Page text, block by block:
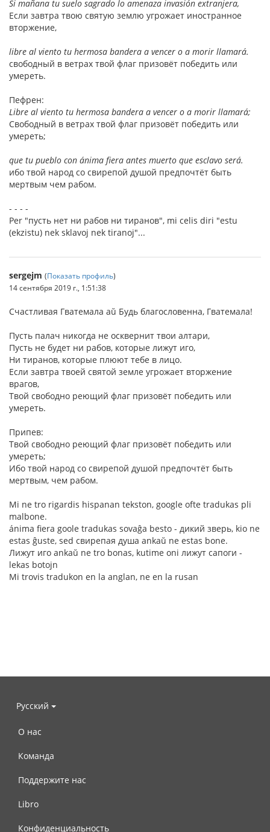
Si mañana tu suelo sagrado lo amenaza invasión extranjera,
Если завтра твою святую землю угрожает иностранное
вторжение,
libre al viento tu hermosa bandera a vencer o a morir llamará.
свободный в ветрах твой флаг призовёт победить или
умереть.
Пефрен:
Libre al viento tu hermosa bandera a vencer o a morir llamará;
Свободный в ветрах твой флаг призовёт победить или
умереть;
que tu pueblo con ánima fiera antes muerto que esclavo será.
ибо твой народ со свирепой душой предпочтёт быть
мертвым чем рабом.
- - - -
Per "пусть нет ни рабов ни тиранов", mi celis diri "estu
(ekzistu) nek sklavoj nek tiranoj"...
sergejm (Показать профиль)
14 сентября 2019 г., 1:51:38
Счастливая Гватемала aŭ Будь благословенна, Гватемала!
Пусть палач никогда не осквернит твои алтари,
Пусть не будет ни рабов, которые лижут иго,
Ни тиранов, которые плюют тебе в лицо.
Если завтра твоей святой земле угрожает вторжение
врагов,
Твой свободно реющий флаг призовёт победить или
умереть.
Припев:
Твой свободно реющий флаг призовёт победить или
умереть;
Ибо твой народ со свирепой душой предпочтёт быть
мертвым, чем рабом.
Mi ne tro rigardis hispanan tekston, google ofte tradukas pli
malbone.
ánima fiera goole tradukas sovaĝa besto - дикий зверь, kio ne
estas ĝuste, sed свирепая душа ankaŭ ne estas bone.
Лижут иго ankaŭ ne tro bonas, kutime oni лижут сапоги -
lekas botojn
Mi trovis tradukon en la anglan, ne en la rusan
Русский
О нас
Команда
Поддержите нас
Libro
Конфиденциальность